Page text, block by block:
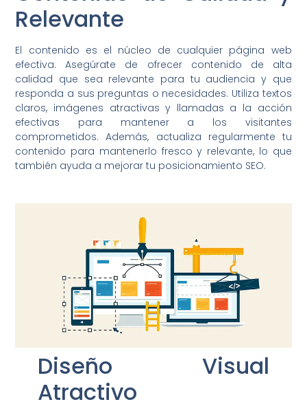
Relevante
El contenido es el núcleo de cualquier página web
efectiva. Asegúrate de ofrecer contenido de alta
calidad que sea relevante para tu audiencia y que
responda a sus preguntas o necesidades. Utiliza textos
claros, imágenes atractivas y llamadas a la acción
efectivas para mantener a los visitantes
comprometidos. Además, actualiza regularmente tu
contenido para mantenerlo fresco y relevante, lo que
también ayuda a mejorar tu posicionamiento SEO.
Diseño Visual
Atractivo